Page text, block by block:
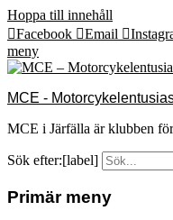
Hoppa till innehåll
Facebook
Email
meny
MCE -
MCE i Järfälla är klubben
Sök efter:[label]
Primär meny